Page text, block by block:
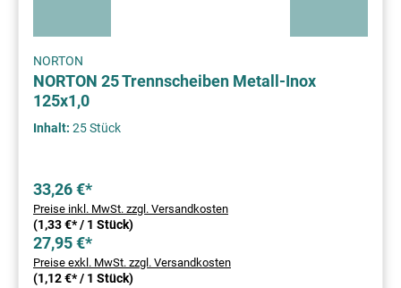
NORTON
NORTON 25 Trennscheiben Metall-Inox
125x1,0
Inhalt: 25 Stück
33,26 €*
Preise inkl. MwSt. zzgl. Versandkosten
(1,33 €* / 1 Stück)
27,95 €*
Preise exkl. MwSt. zzgl. Versandkosten
(1,12 €* / 1 Stück)